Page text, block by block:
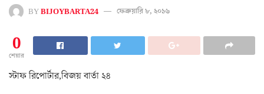
BYBIJOYBARTA24 ফেব্রুয়ারি ৮, ২০১৬
0
শেয়ার
স্টাফ রিপোর্টার,বিজয় বার্তা ২৪